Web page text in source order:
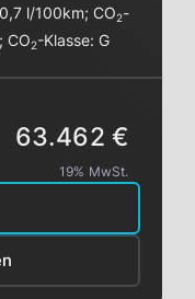
l/100km;CO2-
;CO2-Klasse:G
63.462 €
19% MwSt.